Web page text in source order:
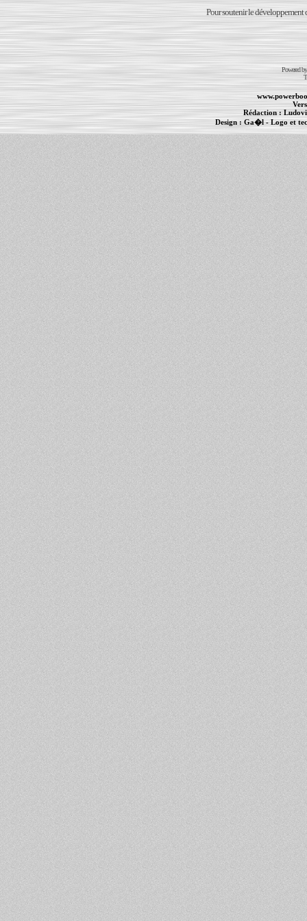
Pour soutenir le développement
Powered
Rédaction :
Design :Ga�l- Logo et
PowerBook